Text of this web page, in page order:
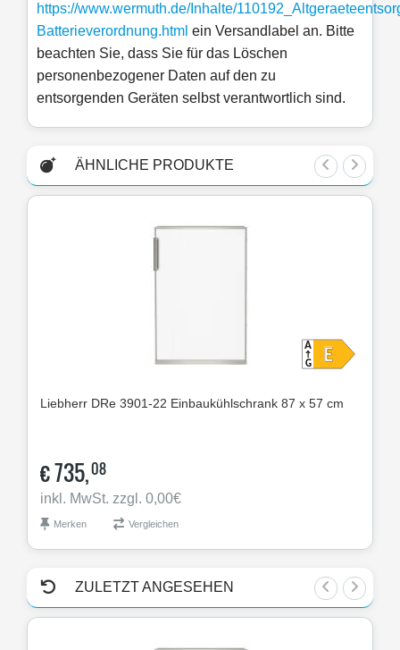
https://www.wermuth.de/Inhalte/
Batterieverordnung.html ein Versandlabel an. Bitte
beachten Sie, dass Sie für das Löschen
personenbezogener Daten auf den zu
entsorgenden Geräten selbst verantwortlich sind.
ÄHNLICHE PRODUKTE
Liebherr DRe 3901-22 Einbaukühlschrank 87 x 57 cm
€735,08
inkl. MwSt. zzgl. 0,00€
Merken Vergleichen
ZULETZT ANGESEHEN